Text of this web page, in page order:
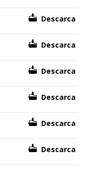
Descarca
Descarca
Descarca
Descarca
Descarca
Descarca